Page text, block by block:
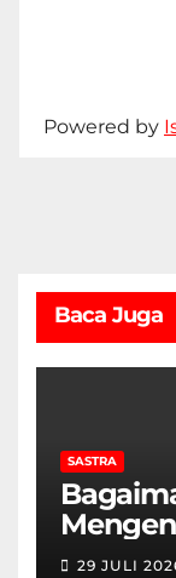
Powered by
Baca Juga
SASTRA
29 JULI